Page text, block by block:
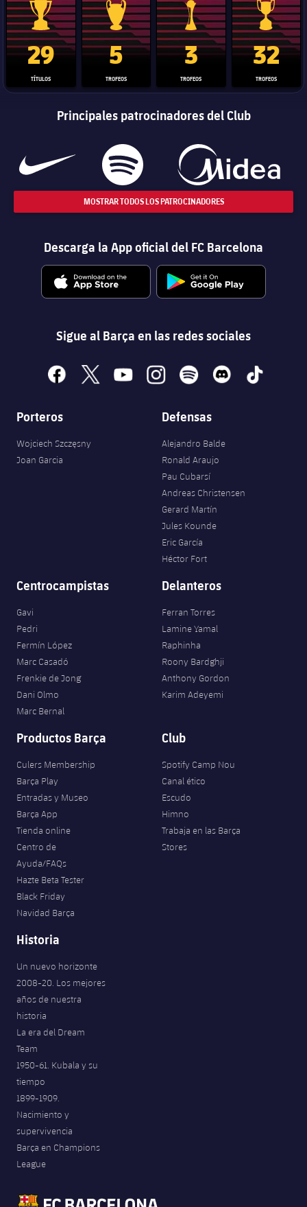
Trofeo de La Liga
29
TÍTULOS
Trofeo de la Liga de Campeones
5
TROFEOS
Trofeo del Mundial de
3
TROFEOS
Copa del
32
TROFEOS
Principales patrocinadores del Club
MOSTRAR TODOS LOS PATROCINADORES
Descarga la App oficial del FC Barcelona
Sigue al Barça en las redes sociales
facebook
x youtubeinstagramspotify discord tiktok
Porteros
Wojciech Szczęsny
Joan Garcia
Defensas
Alejandro Balde
Ronald Araujo
Pau Cubarsí
Andreas Christensen
Gerard Martín
Jules Kounde
Eric García
Héctor Fort
Centrocampistas
Gavi
Pedri
Fermín López
Marc Casadó
Frenkie de Jong
Dani Olmo
Marc Bernal
Delanteros
Ferran Torres
Lamine Yamal
Raphinha
Roony Bardghji
Anthony Gordon
Karim Adeyemi
Productos Barça
Culers Membership
Barça Play
Entradas y Museo
Barça App
Tienda online
Centro de
Ayuda/FAQs
Hazte Beta Tester
Black Friday
Navidad Barça
Club
Spotify Camp Nou
Canal ético
Escudo
Himno
Trabaja en las Barça
Stores
Historia
Un nuevo horizonte
2008-20. Los mejores
años de nuestra
historia
La era del Dream
Team
1950-61. Kubala y su
tiempo
1899-1909.
Nacimiento y
supervivencia
Barça en Champions
League